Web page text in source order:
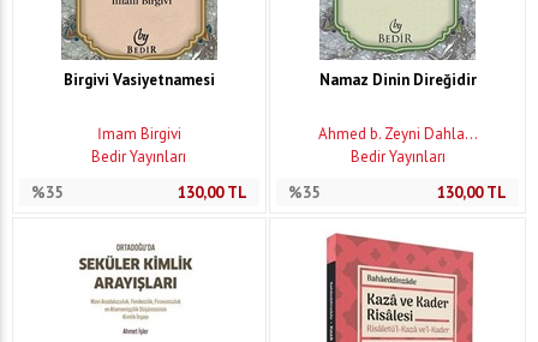
Birgivi Vasiyetnamesi
İmam Birgivi
Bedir Yayınları
%35
130,00TL
Namaz Dinin Direğidir
Ahmed b. Zeyni Dahla...
Bedir Yayınları
%35
130,00TL